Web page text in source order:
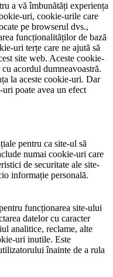
a vă îmbunătăți experiența
uri, cookie-urile care
pe browserul dvs.,
funcționalităților de bază
uri terțe care ne ajută să
site web. Aceste cookie-
acordul dumneavoastră.
la aceste cookie-uri. Dar
poate avea un efect
pentru ca site-ul să
numai cookie-uri care
de securitate ale site-
informație personală.
funcționarea site-ului
datelor cu caracter
analitice, reclame, alte
uri inutile. Este
înainte de a rula